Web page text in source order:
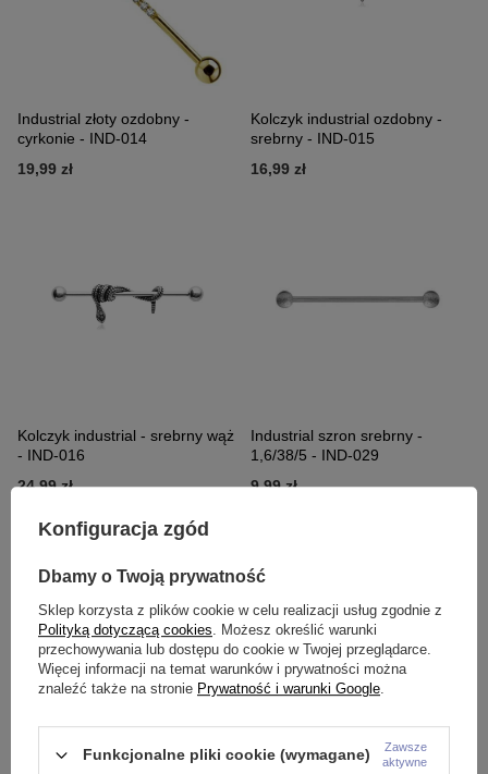
Industrial złoty ozdobny -
cyrkonie - IND-014
19,99 zł
Kolczyk industrial ozdobny -
srebrny - IND-015
16,99 zł
Kolczyk industrial - srebrny wąż
- IND-016
24,99 zł
Industrial szron srebrny -
1,6/38/5 - IND-029
9,99 zł
Industrial śruba - srebrna - IND-
Kolczyk sztanga industrial z
Konfiguracja zgód
Dbamy o Twoją prywatność
Sklep korzysta z plików cookie w celu realizacji usług zgodnie z
Polityką dotyczącą cookies. Możesz określić warunki
przechowywania lub dostępu do cookie w Twojej przeglądarce.
Więcej informacji na temat warunków i prywatności można
znaleźć także na stronie Prywatność i warunki Google.
Funkcjonalne pliki cookie (wymagane)
Zawsze
aktywne